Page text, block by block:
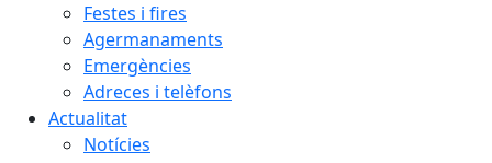
Festes i fires
Agermanaments
Emergències
Adreces i telèfons
Actualitat
Notícies